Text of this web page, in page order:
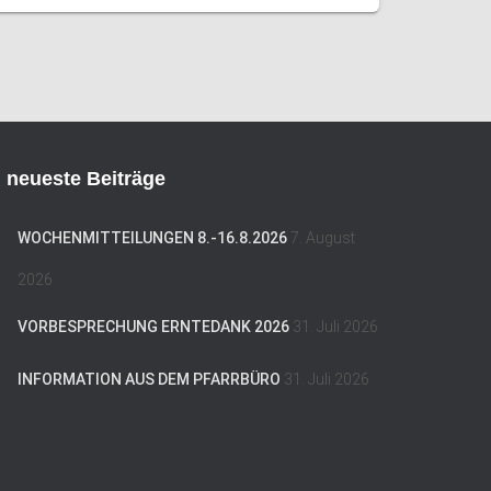
neueste Beiträge
WOCHENMITTEILUNGEN 8.-16.8.2026 7. August
2026
VORBESPRECHUNG ERNTEDANK 2026 31. Juli 2026
INFORMATION AUS DEM PFARRBÜRO 31. Juli 2026